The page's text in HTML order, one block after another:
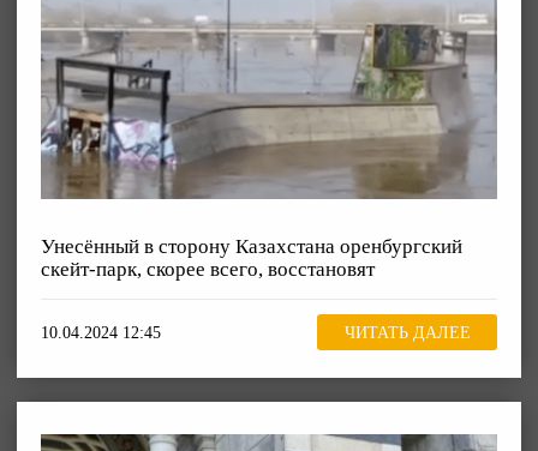
Унесённый в сторону Казахстана оренбургский
скейт-парк, скорее всего, восстановят
10.04.2024 12:45 ЧИТАТЬ ДАЛЕЕ